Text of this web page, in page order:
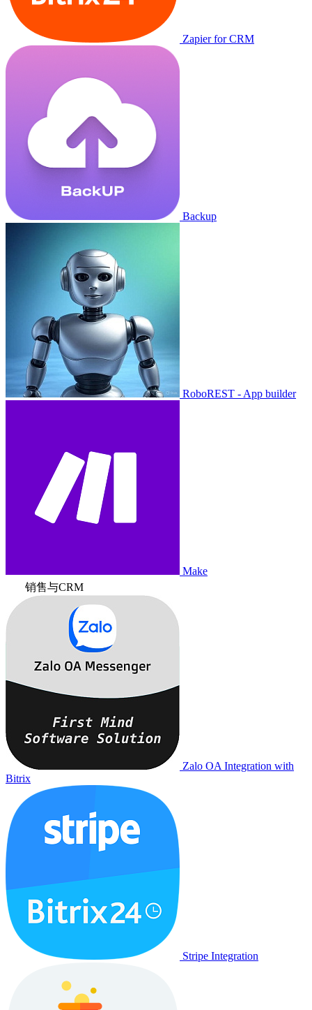
Zapier for CRM
Backup
RoboREST - App builder
Make
销售与CRM
Zalo OA Integration with
Bitrix
Stripe Integration